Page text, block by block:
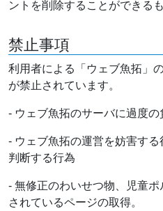
ントを削除することができる
禁止事項
利用者による「ウェブ魚拓」
が禁止されています。
- ウェブ魚拓のサーバに過度
- ウェブ魚拓の運営を妨害す
判断する行為
- 無修正のわいせつ物、児童
されているページの取得。